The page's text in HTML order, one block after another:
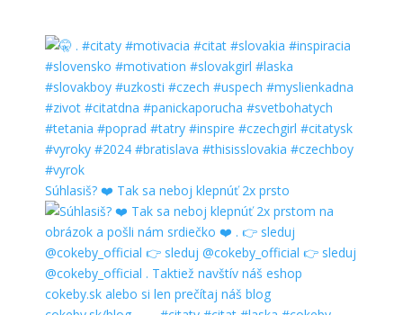
Súhlasiš? ❤️ Tak sa neboj klepnúť 2x prsto